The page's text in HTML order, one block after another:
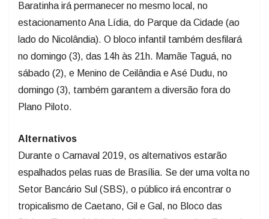
Baratinha irá permanecer no mesmo local, no
estacionamento Ana Lídia, do Parque da Cidade (ao
lado do Nicolândia). O bloco infantil também desfilará
no domingo (3), das 14h às 21h. Mamãe Taguá, no
sábado (2), e Menino de Ceilândia e Asé Dudu, no
domingo (3), também garantem a diversão fora do
Plano Piloto.
Alternativos
Durante o Carnaval 2019, os alternativos estarão
espalhados pelas ruas de Brasília. Se der uma volta no
Setor Bancário Sul (SBS), o público irá encontrar o
tropicalismo de Caetano, Gil e Gal, no Bloco das